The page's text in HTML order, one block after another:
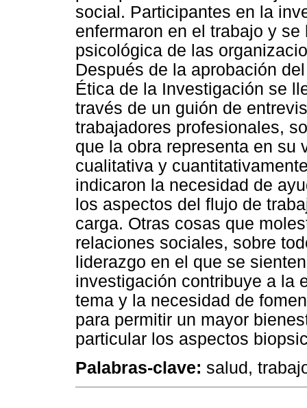
social. Participantes en la
enfermaron en el trabajo y
psicológica de las
Después de la aprobación
Ética de la Investigación se
través de un guión de
trabajadores profesionales,
que la obra representa en su
cualitativa y
indicaron la necesidad de
los aspectos del flujo de
carga. Otras cosas que
relaciones sociales, sobre
liderazgo en el que se
investigación contribuye a la
tema y la necesidad de
para permitir un mayor
particular los aspectos
Palabras-clave: salud,